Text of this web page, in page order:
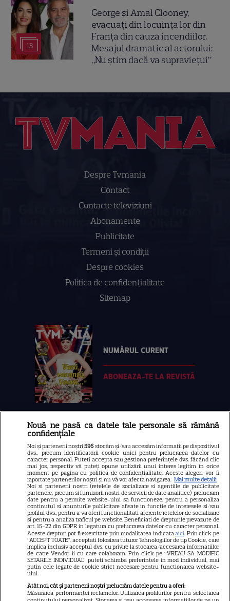
13
George și Amal Clooney,
evacuați din locuința lor din
Franța din cauza incendiilor.
Mesajul dramatic al actorului:
„Nu știm dacă va supraviețui”
Despre Tvmania
Contact
Contacte televiziuni
Abonamente
Publicitate
Termeni și condiții
Despre cookies
Politica de confidenţialitate
Sitemap
NUMĂRUL CURENT
ABONEAZA-TE LA REVISTĂ
Libertatea
Libertatea pentru femei
GSP
Știri mondene
Avantaje
Elle
Unica
Retete practice
URMĂREȘTE-NE PE
Nouă ne pasă ca datele tale personale să rămână
confidențiale
Noi și partenerii noștri596 stocăm și/sau accesăm informații pe dispozitivul
dvs., precum identificatorii cookie unici pentru prelucrarea datelor cu
caracter personal. Puteți accepta sau gestiona preferințele dvs. făcând clic
mai jos, respectiv vă puteți opune utilizării unui interes legitim în orice
moment pe pagina cu politica de confidențialitate. Aceste alegeri vor fi
raportate partenerilor noștri și nu vă vor afecta navigarea. Mai multe detalii
Noi si partenerii nostri (retelele de socializare si agentiile de publicitate
partenere, precum si furnizorii nostri de servicii de date analitice) prelucram
date pentru a permite website-ului sa functioneze, pentru a personaliza
continutul si anunturile publicitare afisate in functie de interesele si/sau
profilul dvs., pentru a va oferi functionalitati aferente retelelor de socializare
si pentru a analiza traficul pe website. Beneficiati de drepturile prevazute de
art. 15-22 din GDPR in legatura cu prelucrarea datelor cu caracter personal.
Aceste drepturi pot fi exercitate prin modalitatea indicataaici. Prin click pe
“ACCEPT TOATE”, acceptati folosirea tuturor Tehnologiilor de tip Cookie, care
implica inclusiv acceptul dvs. cu privire la stocarea/accesarea informatiilor
de catre Vendor-ii cu care colaboram. Prin click pe “VREAU SA MODIFIC
SETARILE INDIVIDUAL” puteti schimba preferintele in mod individual, mai
putin cele legate de cookie strict necesare pentru functionarea website-
ului.
Atât noi, cât și partenerii noștri prelucrăm datele pentru a oferi:
Măsurarea performanței reclamelor. Utilizarea profilurilor pentru selectarea